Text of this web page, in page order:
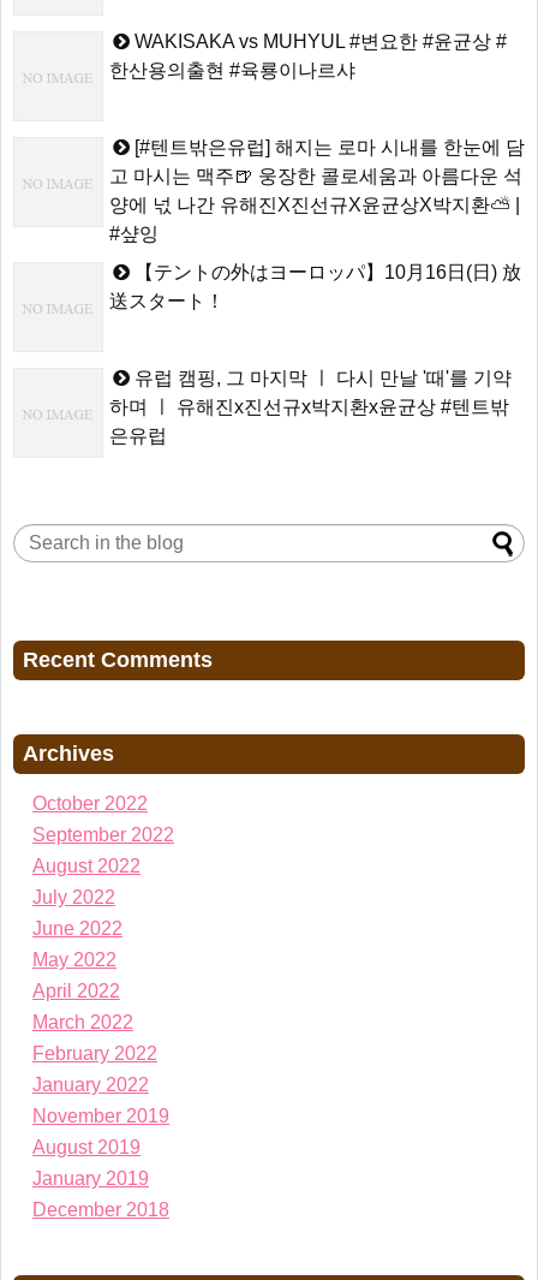
WAKISAKA vs MUHYUL #변요한 #윤균상 #
한산용의출현 #육룡이나르샤
[#텐트밖은유럽] 해지는 로마 시내를 한눈에 담
고 마시는 맥주🍺 웅장한 콜로세움과 아름다운 석
양에 넋 나간 유해진X진선규X윤균상X박지환⛅ |
#샾잉
【テントの外はヨーロッパ】10月16日(日) 放
送スタート！
유럽 캠핑, 그 마지막 ㅣ 다시 만날 '때'를 기약
하며 ㅣ 유해진x진선규x박지환x윤균상 #텐트밖
은유럽
Recent Comments
Archives
October 2022
September 2022
August 2022
July 2022
June 2022
May 2022
April 2022
March 2022
February 2022
January 2022
November 2019
August 2019
January 2019
December 2018